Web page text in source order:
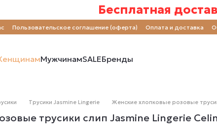
Бесплатная
Пользовательское соглашение (оферта) Оплата и доставка
о магазине
МужчинамSALEБренды
Трусики Jasmine Lingerie Женские хлопковые розовые
трусики слип Jasmine Lingerie